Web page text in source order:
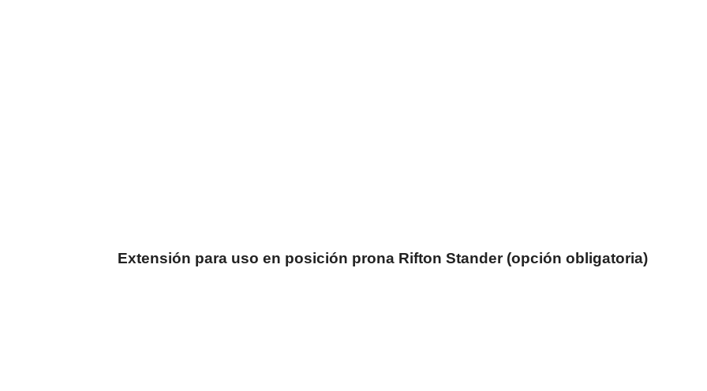
Extensión para uso en posición prona Rifton Stander (opción obligatoria)